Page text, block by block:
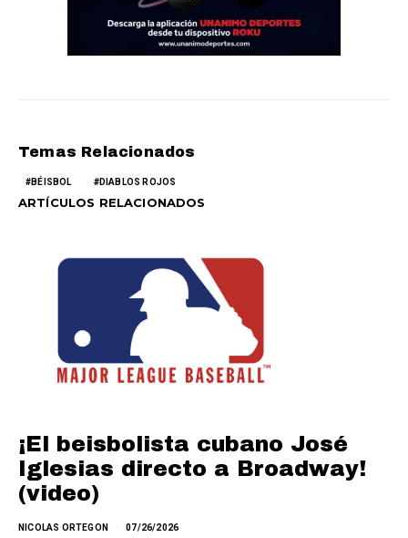
Temas Relacionados
BÉISBOL DIABLOS ROJOS
ARTÍCULOS RELACIONADOS
¡El beisbolista cubano José
Iglesias directo a Broadway!
(video)
NICOLAS ORTEGON 07/26/2026